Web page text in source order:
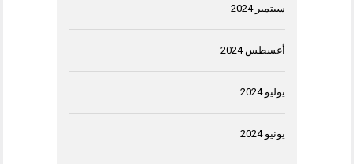
سبتمبر 2024
أغسطس 2024
يوليو 2024
يونيو 2024